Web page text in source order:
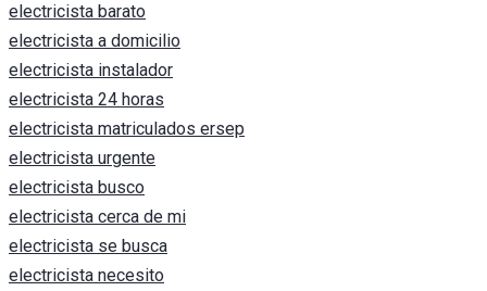
electricista barato
electricista a domicilio
electricista instalador
electricista 24 horas
electricista matriculados ersep
electricista urgente
electricista busco
electricista cerca de mi
electricista se busca
electricista necesito